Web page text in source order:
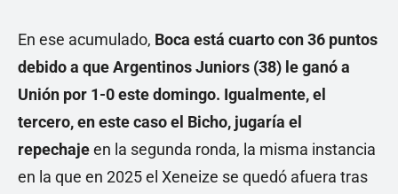
En ese acumulado, Boca está cuarto con 36 puntos
debido a que Argentinos Juniors (38) le ganó a
Unión por 1-0 este domingo. Igualmente, el
tercero, en este caso el Bicho, jugaría el
repechajeen la segunda ronda, la misma instancia
en la que en 2025 el Xeneize se quedó afuera tras